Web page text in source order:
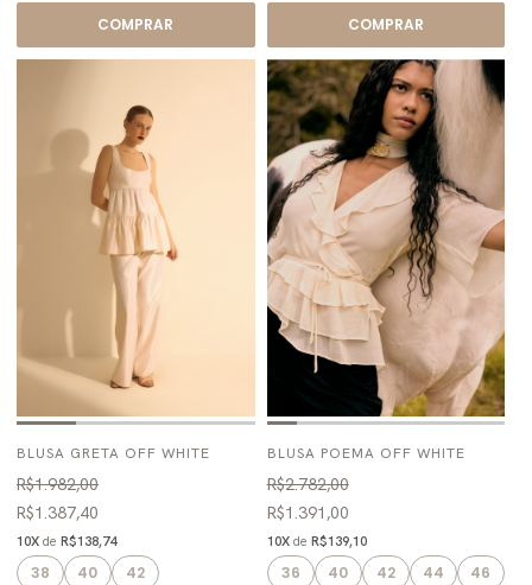
COMPRAR COMPRAR
BLUSA GRETA OFF WHITE
R$1.982,00
R$1.387,40
10X de R$138,74
38 40 42
BLUSA POEMA OFF WHITE
R$2.782,00
R$1.391,00
10X de R$139,10
36 40 42 44 46